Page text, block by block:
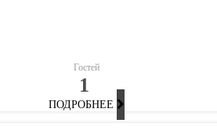
Гостей
1
ПОДРОБНЕЕ